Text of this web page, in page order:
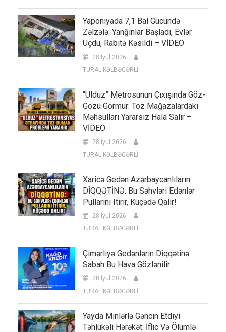
Yaponiyada 7,1 Bal Gücündə
Zəlzələ: Yanğınlar Başladı, Evlər
Uçdu, Rabitə Kəsildi – VİDEO
28 İyul 2026
TURAL KƏLBƏCƏRLİ
“Ulduz” Metrosunun Çıxışında Göz-
Gözü Görmür: Toz Mağazalardakı
Məhsulları Yararsız Hala Salır –
VİDEO
28 İyul 2026
TURAL KƏLBƏCƏRLİ
Xaricə Gedən Azərbaycanlıların
DİQQƏTİNƏ: Bu Səhvləri Edənlər
Pullarını Itirir, Küçədə Qalır!
28 İyul 2026
TURAL KƏLBƏCƏRLİ
Çimərliyə Gedənlərin Diqqətinə:
Sabah Bu Hava Gözlənilir
28 İyul 2026
TURAL KƏLBƏCƏRLİ
Yayda Minlərlə Gəncin Etdiyi
Təhlükəli Hərəkət: İflic Və Ölümlə